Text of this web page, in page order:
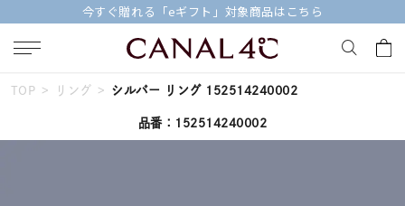
今すぐ贈れる「eギフト」対象商品はこちら
キーワードで検索する
TOP リング シルバー リング 152514240002
品番：152514240002